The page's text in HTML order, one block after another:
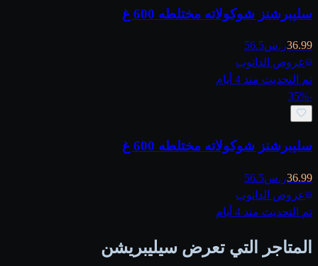
سليبرشنز شوكولاته مختلطه 600 غ
36.99ر.س56.5
عروض الدانوب
تم التحديث منذ 4 أيام
-
35%
سليبرشنز شوكولاته مختلطه 600 غ
36.99ر.س56.5
عروض الدانوب
تم التحديث منذ 4 أيام
المتاجر التي تعرض سيليبريشن